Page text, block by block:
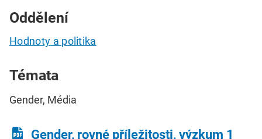
Oddělení
Hodnoty a politika
Témata
Gender, Média
Gender, rovné příležitosti, výzkum 1